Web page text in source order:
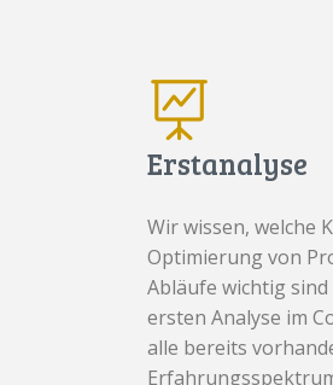
Erstanalyse
Wir wissen, welche
Optimierung von
Abläufe wichtig
ersten Analyse im
alle bereits